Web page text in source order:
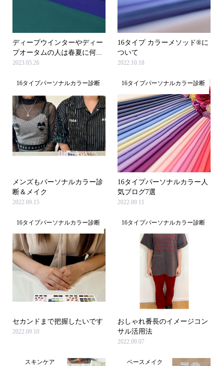
ディープウインターやディー
プオータムの人は春夏に何...
2023.05.26
16タイプ カラーメソッド®に
ついて
2022.10.18
16タイプパーソナルカラー診断
メンズもパーソナルカラー診
断＆メイク
2022.09.15
16タイプパーソナルカラー診断
16タイプパーソナルカラー人
気ブログ7選
2022.09.11
16タイプパーソナルカラー診断
セカンドまで把握したいです
2022.09.10
16タイプパーソナルカラー診断
おしゃれ番長のイメージコン
サル活用法
2022.09.07
スキンケア ベースメイク